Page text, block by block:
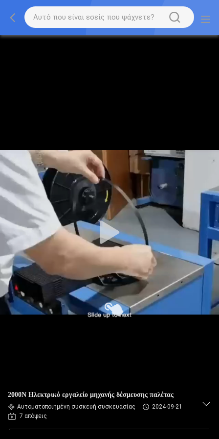
2000N Ηλεκτρικό εργαλείο μηχανής δέσμευσης παλέτας
Αυτοματοποιημένη συσκευή συσκευασίας
2024-09-21
7 απόψεις